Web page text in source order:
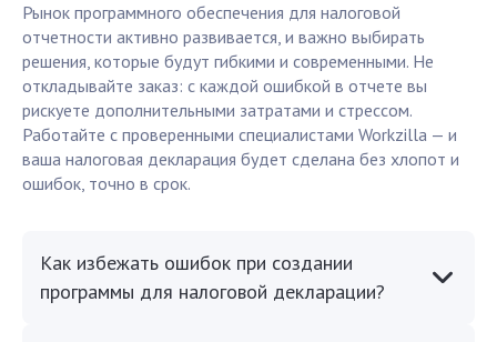
Рынок программного обеспечения для налоговой
отчетности активно развивается, и важно выбирать
решения, которые будут гибкими и современными. Не
откладывайте заказ: с каждой ошибкой в отчете вы
рискуете дополнительными затратами и стрессом.
Работайте с проверенными специалистами Workzilla — и
ваша налоговая декларация будет сделана без хлопот и
ошибок, точно в срок.
Как избежать ошибок при создании
программы для налоговой декларации?